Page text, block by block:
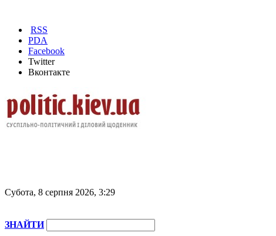
RSS
PDA
Facebook
Twitter
Вконтакте
Субота, 8 серпня 2026, 3:29
ЗНАЙТИ